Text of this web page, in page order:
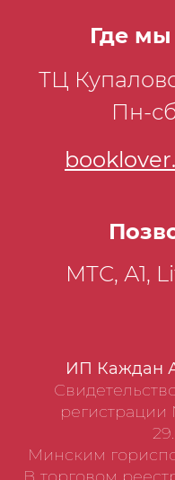
ИП Каждан
регистрации
Минским
Где
ТЦ
Пн-сб
МТС, А1,